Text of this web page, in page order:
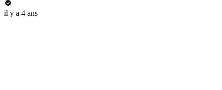
il y a 4 ans